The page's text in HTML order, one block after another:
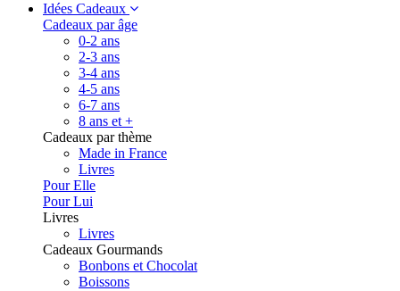
Idées Cadeaux
Cadeaux par âge
0-2 ans
2-3 ans
3-4 ans
4-5 ans
6-7 ans
8 ans et +
Cadeaux par thème
Made in France
Livres
Pour Elle
Pour Lui
Livres
Livres
Cadeaux Gourmands
Bonbons et Chocolat
Boissons